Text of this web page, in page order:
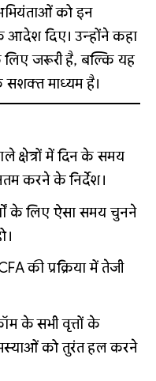
अभियंताओं को इन
आदेश दिए। उन्होंने कहा
लिए जरूरी है, बल्कि यह
माध्यम है।
क्षेत्रों में दिन के समय
करने के निर्देश।
के लिए ऐसा समय चुनने
की प्रक्रिया में तेजी
के सभी वृत्तों के
को तुरंत हल करने